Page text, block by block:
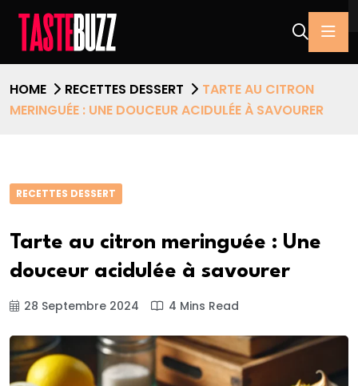
HOME RECETTES DESSERT
TARTE AU CITRON
MERINGUÉE : UNE DOUCEUR ACIDULÉE À SAVOURER
RECETTES DESSERT
Tarte au citron meringuée : Une
douceur acidulée à savourer
28 Septembre 2024 4 Mins Read